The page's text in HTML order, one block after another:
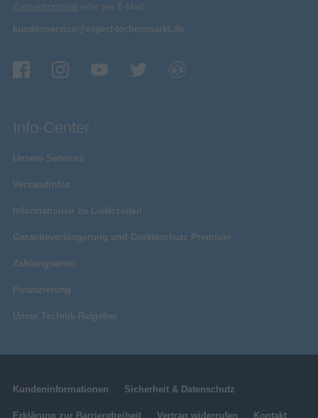
Kontaktformular oder per E-Mail:
kundenservice@expert-technomarkt.de
Info-Center
Unsere Services
Versandinfos
Informationen zu Lieferzeiten
Garantieverlängerung und Geräteschutz Premium
Zahlungsarten
Finanzierung
Unser Technik-Ratgeber
Kundeninformationen Sicherheit & Datenschutz
Erklärung zur Barrierefreiheit Vertrag widerrufen Kontakt